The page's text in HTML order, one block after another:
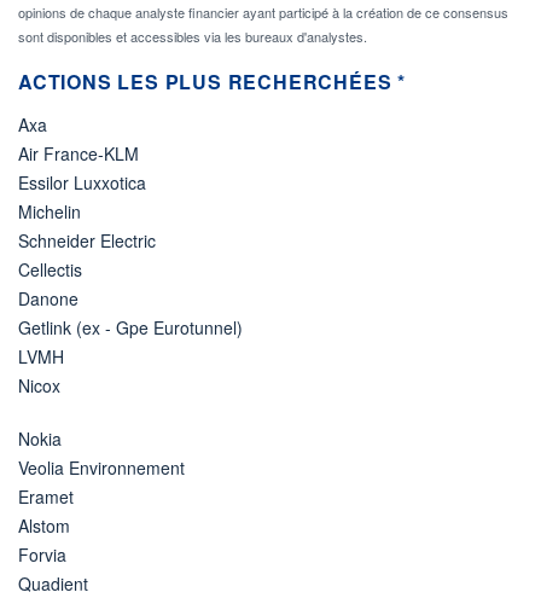
opinions de chaque analyste financier ayant participé à la création de ce consensus
sont disponibles et accessibles via les bureaux d'analystes.
ACTIONS LES PLUS RECHERCHÉES *
Axa
Air France-KLM
Essilor Luxxotica
Michelin
Schneider Electric
Cellectis
Danone
Getlink (ex - Gpe Eurotunnel)
LVMH
Nicox
Nokia
Veolia Environnement
Eramet
Alstom
Forvia
Quadient